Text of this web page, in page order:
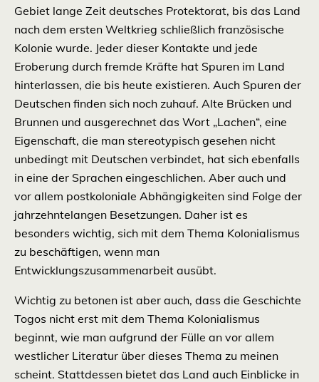
Gebiet lange Zeit deutsches Protektorat, bis das Land
nach dem ersten Weltkrieg schließlich französische
Kolonie wurde. Jeder dieser Kontakte und jede
Eroberung durch fremde Kräfte hat Spuren im Land
hinterlassen, die bis heute existieren. Auch Spuren der
Deutschen finden sich noch zuhauf. Alte Brücken und
Brunnen und ausgerechnet das Wort „Lachen“, eine
Eigenschaft, die man stereotypisch gesehen nicht
unbedingt mit Deutschen verbindet, hat sich ebenfalls
in eine der Sprachen eingeschlichen. Aber auch und
vor allem postkoloniale Abhängigkeiten sind Folge der
jahrzehntelangen Besetzungen. Daher ist es
besonders wichtig, sich mit dem Thema Kolonialismus
zu beschäftigen, wenn man
Entwicklungszusammenarbeit ausübt.
Wichtig zu betonen ist aber auch, dass die Geschichte
Togos nicht erst mit dem Thema Kolonialismus
beginnt, wie man aufgrund der Fülle an vor allem
westlicher Literatur über dieses Thema zu meinen
scheint. Stattdessen bietet das Land auch Einblicke in